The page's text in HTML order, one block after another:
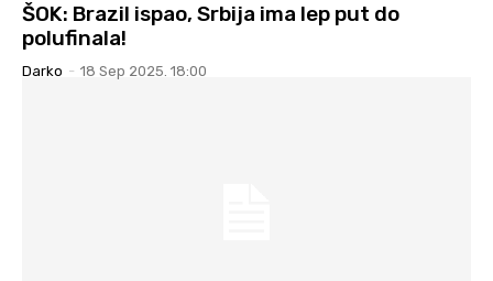
ŠOK: Brazil ispao, Srbija ima lep put do
polufinala!
Darko - 18 Sep 2025. 18:00